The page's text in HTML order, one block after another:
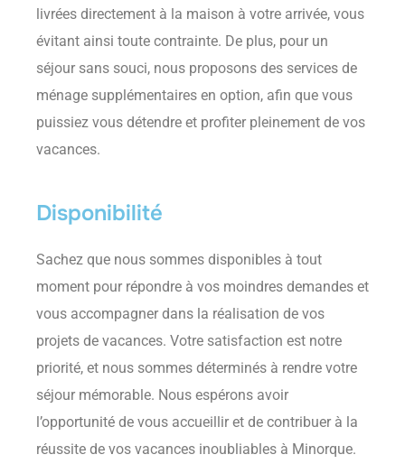
livrées directement à la maison à votre arrivée, vous
évitant ainsi toute contrainte. De plus, pour un
séjour sans souci, nous proposons des services de
ménage supplémentaires en option, afin que vous
puissiez vous détendre et profiter pleinement de vos
vacances.
Disponibilité
Sachez que nous sommes disponibles à tout
moment pour répondre à vos moindres demandes et
vous accompagner dans la réalisation de vos
projets de vacances. Votre satisfaction est notre
priorité, et nous sommes déterminés à rendre votre
séjour mémorable. Nous espérons avoir
l’opportunité de vous accueillir et de contribuer à la
réussite de vos vacances inoubliables à Minorque.